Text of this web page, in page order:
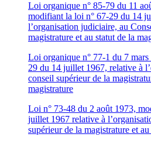
Loi organique n° 85-79 du 11
modifiant la loi n° 67-29 du 14
l’organisation judiciaire, au
magistrature et au statut de la
Loi organique n° 77-1 du 7
29 du 14 juillet 1967, relative à
conseil supérieur de la
magistrature
Loi n° 73-48 du 2 août 1973,
juillet 1967 relative à
supérieur de la magistrature et